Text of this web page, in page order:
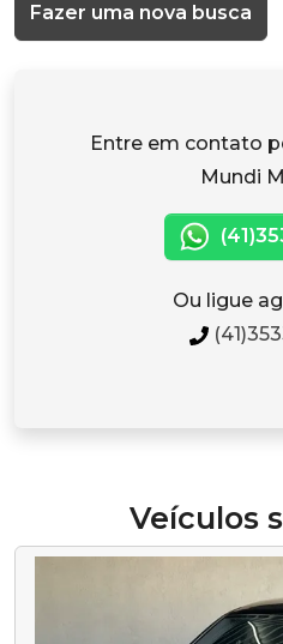
Fazer uma nova busca
Entre em contato
Mundi
Ou ligue
Veículos